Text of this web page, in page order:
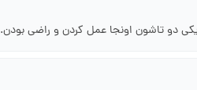
دو تاشون اونجا عمل کردن و راضی بودن.